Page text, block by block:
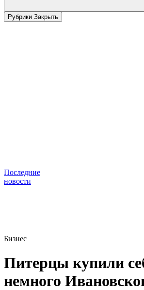
Рубрики Закрыть
Последние
новости
Бизнес
Питерцы купили
немного